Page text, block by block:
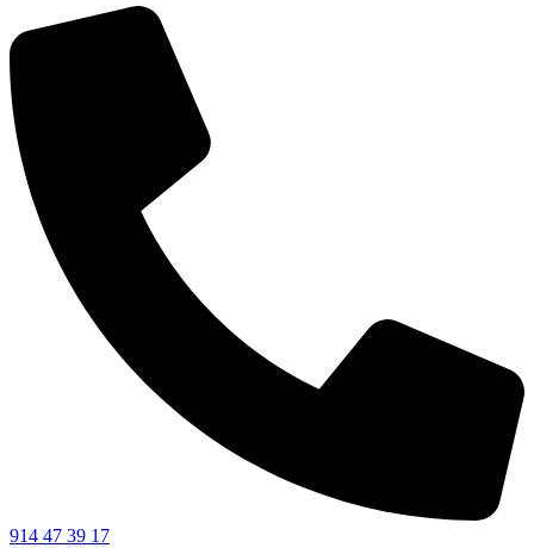
914 47 39 17